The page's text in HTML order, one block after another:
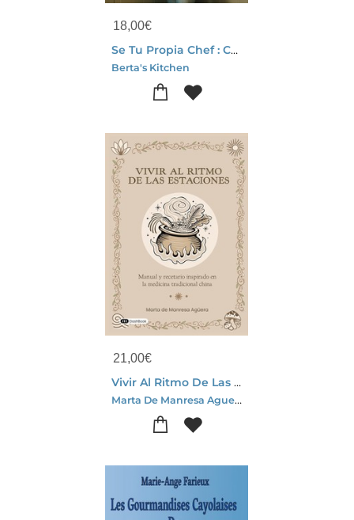
18,00€
Se Tu Propia Chef : Come Bien Y Quierete Mejor
Berta's Kitchen
21,00€
Vivir Al Ritmo De Las Estaciones : Manual Y Recetario Inspirado En La Medicina Tradicional China
Marta De Manresa Aguera